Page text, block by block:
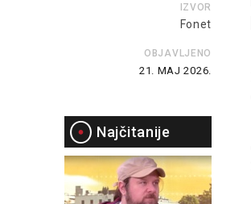
IZVOR
Fonet
OBJAVLJENO
21. MAJ 2026.
Najčitanije